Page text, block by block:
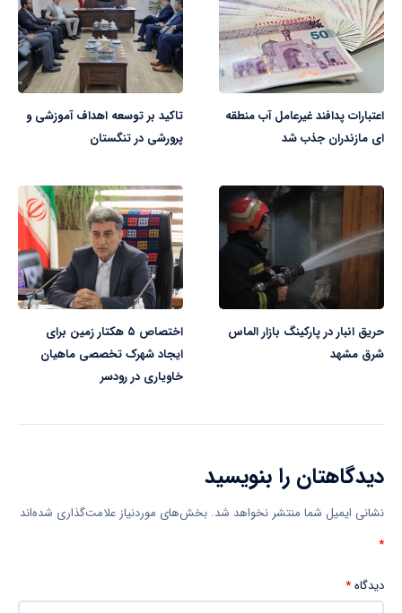
اعتبارات پدافند غیرعامل آب منطقه
ای مازندران جذب شد
تاکید بر توسعه اهداف آموزشی و
پرورشی در تنگستان
حریق انبار در پارکینگ بازار الماس
شرق مشهد
اختصاص ۵ هکتار زمین برای
ایجاد شهرک تخصصی ماهیان
خاویاری در رودسر
دیدگاهتان را بنویسید
نشانی ایمیل شما منتشر نخواهد شد. بخش‌های موردنیاز علامت‌گذاری شده‌اند
*
دیدگاه*